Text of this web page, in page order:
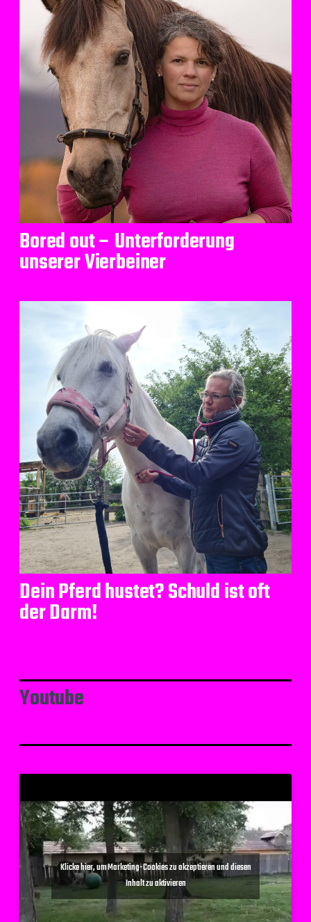
Bored out – Unterforderung
unserer Vierbeiner
Dein Pferd hustet? Schuld ist oft
der Darm!
Youtube
Klicke hier, um Marketing-Cookies zu akzeptieren und diesen
Inhalt zu aktivieren